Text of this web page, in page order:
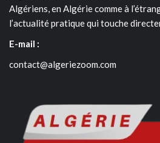
Algériens, en Algérie comme à
l’actualité pratique qui touche
E-mail :
contact@algeriezoom.com